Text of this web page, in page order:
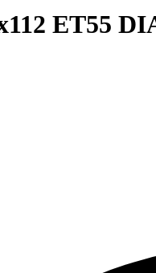
ET55